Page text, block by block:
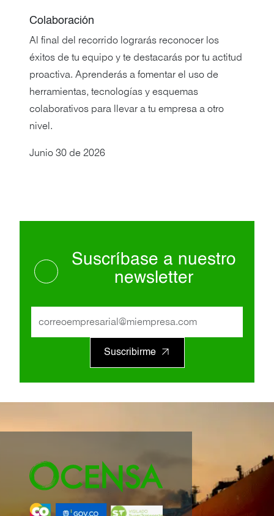
Colaboración
Al final del recorrido lograrás reconocer los
éxitos de tu equipo y te destacarás por tu actitud
proactiva. Aprenderás a fomentar el uso de
herramientas, tecnologías y esquemas
colaborativos para llevar a tu empresa a otro
nivel.
Junio 30 de 2026
Suscríbase a nuestro
newsletter
Suscribirme